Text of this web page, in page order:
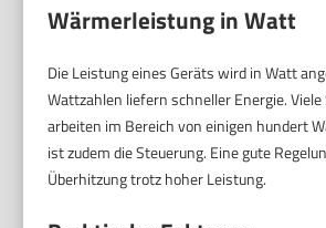
Wärmerleistung in Watt
Die Leistung eines Geräts wird in Watt
Wattzahlen liefern schneller Energie.
arbeiten im Bereich von einigen hundert
ist zudem die Steuerung. Eine gute
Überhitzung trotz hoher Leistung.